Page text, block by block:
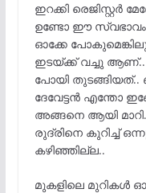
ഇറക്കി രെജിസ്റ്റർ
ഉണ്ടോ ഈ
ഓക്കേ
ഇടയ്ക്ക് വച്ചു ആണ്..
പോയി തുടങ്ങിയത്..
ദേവേട്ടൻ എന്തോ
അങ്ങനെ ആയി
രുദ്രിനെ കുറിച്ച്
കഴിഞ്ഞില്ല..
മുകളിലെ മുറികൾ